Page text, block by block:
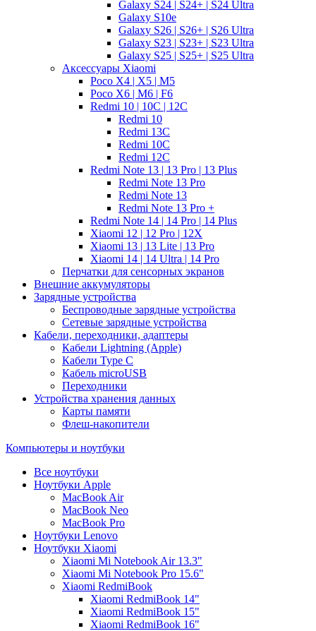
Galaxy S24 | S24+ | S24 Ultra
Galaxy S10e
Galaxy S26 | S26+ | S26 Ultra
Galaxy S23 | S23+ | S23 Ultra
Galaxy S25 | S25+ | S25 Ultra
Аксессуары Xiaomi
Poco X4 | X5 | M5
Poco X6 | M6 | F6
Redmi 10 | 10C | 12C
Redmi 10
Redmi 13C
Redmi 10C
Redmi 12C
Redmi Note 13 | 13 Pro | 13 Plus
Redmi Note 13 Pro
Redmi Note 13
Redmi Note 13 Pro +
Redmi Note 14 | 14 Pro | 14 Plus
Xiaomi 12 | 12 Pro | 12X
Xiaomi 13 | 13 Lite | 13 Pro
Xiaomi 14 | 14 Ultra | 14 Pro
Перчатки для сенсорных экранов
Внешние аккумуляторы
Зарядные устройства
Беспроводные зарядные устройства
Сетевые зарядные устройства
Кабели, переходники, адаптеры
Кабели Lightning (Apple)
Кабели Type C
Кабель microUSB
Переходники
Устройства хранения данных
Карты памяти
Флеш-накопители
Компьютеры и ноутбуки
Все ноутбуки
Ноутбуки Apple
MacBook Air
MacBook Neo
MacBook Pro
Ноутбуки Lenovo
Ноутбуки Xiaomi
Xiaomi Mi Notebook Air 13.3"
Xiaomi Mi Notebook Pro 15.6"
Xiaomi RedmiBook
Xiaomi RedmiBook 14"
Xiaomi RedmiBook 15"
Xiaomi RedmiBook 16"